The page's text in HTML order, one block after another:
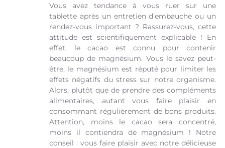
Vous avez tendance à vous ruer sur une
tablette après un entretien d’embauche ou un
rendez-vous important ? Rassurez-vous, cette
attitude est scientifiquement explicable ! En
effet, le cacao est connu pour contenir
beaucoup de magnésium. Vous le savez peut-
être, le magnésium est réputé pour limiter les
effets négatifs du stress sur notre organisme.
Alors, plutôt que de prendre des compléments
alimentaires, autant vous faire plaisir en
consommant régulièrement de bons produits.
Attention, moins le cacao sera concentré,
moins il contiendra de magnésium ! Notre
conseil : vous faire plaisir avec notre délicieuse